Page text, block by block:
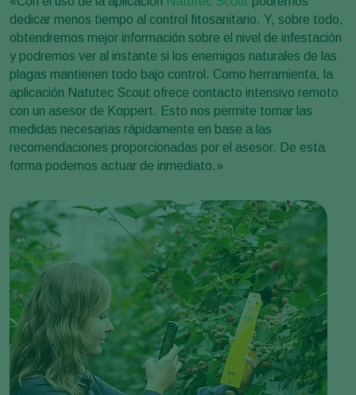
dedicar menos tiempo al control fitosanitario. Y, sobre todo,
obtendremos mejor información sobre el nivel de infestación
y podremos ver al instante si los enemigos naturales de las
plagas mantienen todo bajo control. Como herramienta, la
aplicación Natutec Scout ofrece contacto intensivo remoto
con un asesor de Koppert. Esto nos permite tomar las
medidas necesarias rápidamente en base a las
recomendaciones proporcionadas por el asesor. De esta
forma podemos actuar de inmediato.»